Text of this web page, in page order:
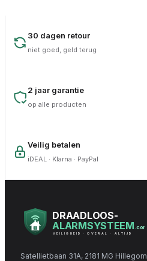
30 dagen retour
niet goed, geld terug
2 jaar garantie
op alle producten
Veilig betalen
iDEAL · Klarna · PayPal
DRAADLOOS-
ALARMSYSTEEM .com
VEILIGHEID · OVERAL · ALTIJD
Satellietbaan 31A, 2181 MG Hillegom